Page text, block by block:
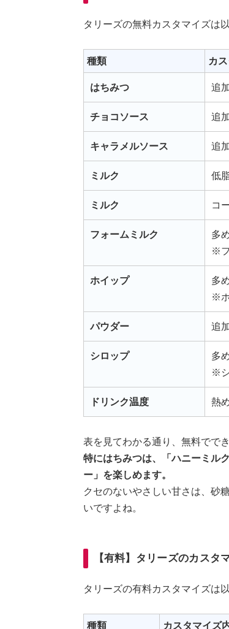
タリーズの無料カスタマイズは
種類 カ
はちみつ 追
チョコソース 追
キャラメルソース 追
ミルク 低
ミルク コ
フォームミルク
多
※
ホイップ
多
※
パウダー 追
シロップ
多
※
ドリンク温度 熱
表を見てわかる通り、無料でで
特にはちみつは、「ハニーミル
ー」を楽しめます。
クセのないやさしい甘さは、砂
いですよね。
【有料】タリーズのカスタ
タリーズの有料カスタマイズは
種類 カスタマイズ